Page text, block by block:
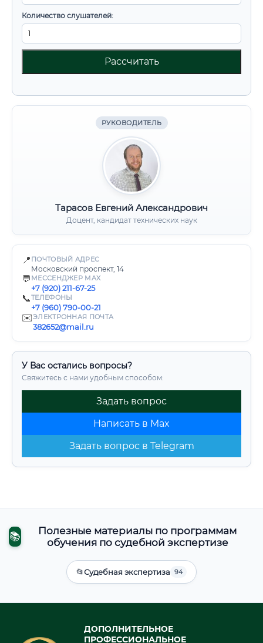
Количество слушателей:
Рассчитать
РУКОВОДИТЕЛЬ
Тарасов Евгений Александрович
Доцент, кандидат технических наук
📍 ПОЧТОВЫЙ АДРЕС
Московский проспект, 14
💬 МЕССЕНДЖЕР MAX
+7 (920) 211-67-25
📞ТЕЛЕФОНЫ
+7 (960) 790-00-21
✉️ЭЛЕКТРОННАЯ ПОЧТА
382652@mail.ru
У Вас остались вопросы?
Свяжитесь с нами удобным способом:
Задать вопрос
Написать в Max
Задать вопрос в Telegram
📚
Полезные материалы по программам
обучения по судебной экспертизе
📂Судебная экспертиза 94
ДОПОЛНИТЕЛЬНОЕ
ПРОФЕССИОНАЛЬНОЕ